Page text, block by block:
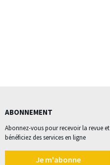
ABONNEMENT
Abonnez-vous pour recevoir la revue et
bénéficiez des services en ligne
Je m'abonne